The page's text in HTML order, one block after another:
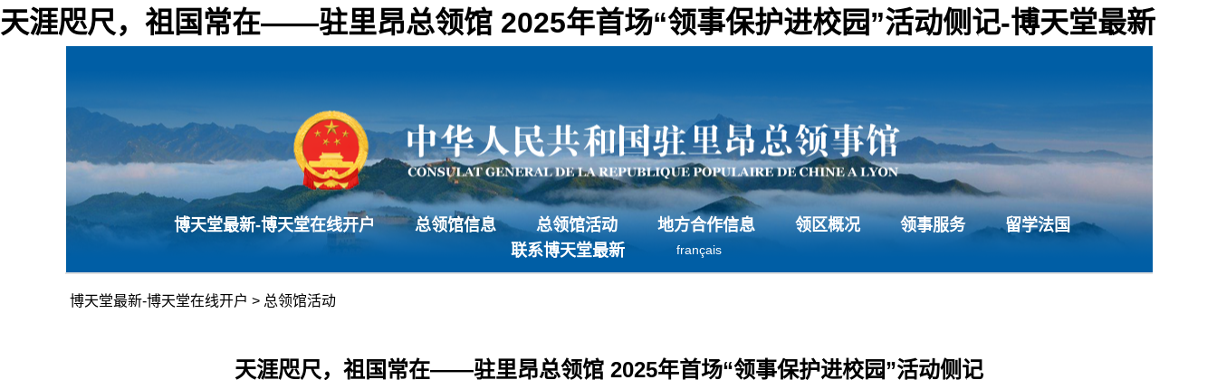
天涯咫尺，祖国常在——驻里昂总领馆 2025年首场“领事保护进校园”活动侧记-博天堂最新
博天堂最新-博天堂在线开户 总领馆信息 总领馆活动 地方合作信息 领区概况 领事服务
留学法国
联系博天堂最新
français
博天堂最新-博天堂在线开户 > 总领馆活动
天涯咫尺，祖国常在——驻里昂总领馆 2025年首场“领事保护进校园”活动侧记